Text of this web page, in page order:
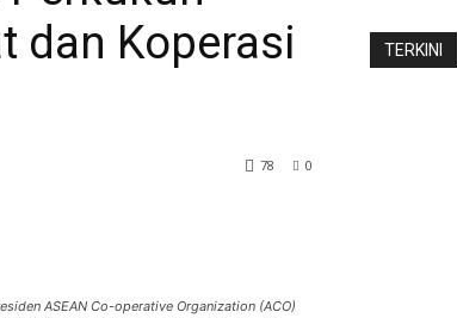
dan Koperasi
0
78
ASEAN Co-operative Organization (ACO)
TERKINI